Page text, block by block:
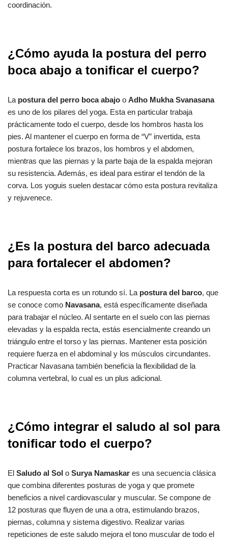
coordinación.
¿Cómo ayuda la postura del perro
boca abajo a tonificar el cuerpo?
La postura del perro boca abajo o Adho Mukha Svanasana
es uno de los pilares del yoga. Esta en particular trabaja
prácticamente todo el cuerpo, desde los hombros hasta los
pies. Al mantener el cuerpo en forma de “V” invertida, esta
postura fortalece los brazos, los hombros y el abdomen,
mientras que las piernas y la parte baja de la espalda mejoran
su resistencia. Además, es ideal para estirar el tendón de la
corva. Los yoguis suelen destacar cómo esta postura revitaliza
y rejuvenece.
¿Es la postura del barco adecuada
para fortalecer el abdomen?
La respuesta corta es un rotundo sí. La postura del barco, que
se conoce como Navasana, está específicamente diseñada
para trabajar el núcleo. Al sentarte en el suelo con las piernas
elevadas y la espalda recta, estás esencialmente creando un
triángulo entre el torso y las piernas. Mantener esta posición
requiere fuerza en el abdominal y los músculos circundantes.
Practicar Navasana también beneficia la flexibilidad de la
columna vertebral, lo cual es un plus adicional.
¿Cómo integrar el saludo al sol para
tonificar todo el cuerpo?
El Saludo al Sol o Surya Namaskar es una secuencia clásica
que combina diferentes posturas de yoga y que promete
beneficios a nivel cardiovascular y muscular. Se compone de
12 posturas que fluyen de una a otra, estimulando brazos,
piernas, columna y sistema digestivo. Realizar varias
repeticiones de este saludo mejora el tono muscular de todo el